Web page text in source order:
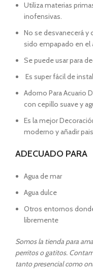
Utiliza materias
inofensivas.
No se desvanecerá y
sido empapado en el
Se puede usar para
Es super fácil de
Adorno Para Acuario
con cepillo suave y
Es la mejor
moderno y añadir
ADECUADO PARA
Agua de mar
Agua dulce
Otros entornos
libremente
Somos la tienda para
perritos o gatitos.
tanto presencial como